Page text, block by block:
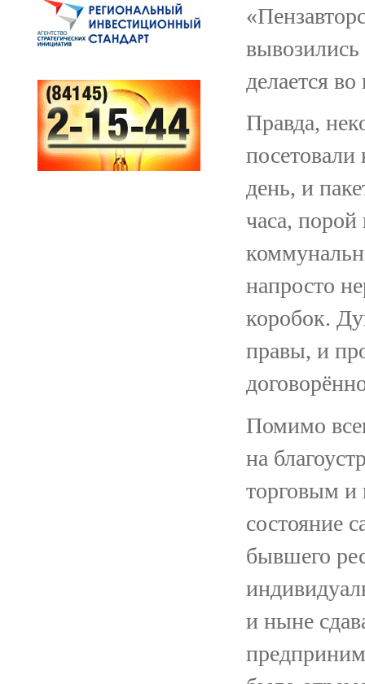
вывозились
делается
Правда,
посетовали
день, и
часа, порой
напросто
коробок.
правы, и
Помимо
на
торговым и
состояние
бывшего
и ныне